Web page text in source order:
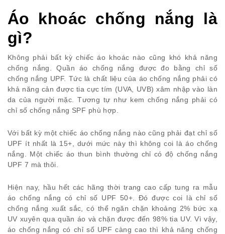
Áo khoác chống nắng là
gì?
Không phải bất kỳ chiếc áo khoác nào cũng khó khả năng
chống nắng. Quần áo chống nắng được đo bằng chỉ số
chống nắng UPF. Tức là chất liệu của áo chống nắng phải có
khả năng cản được tia cực tím (UVA, UVB) xâm nhập vào làn
da của người mặc. Tương tự như kem chống nắng phải có
chỉ số chống nắng SPF phù hợp.
Với bất kỳ một chiếc áo chống nắng nào cũng phải đạt chỉ số
UPF ít nhất là 15+, dưới mức này thì không coi là áo chống
nắng. Một chiếc áo thun bình thường chỉ có độ chống nắng
UPF 7 mà thôi.
Hiện nay, hầu hết các hãng thời trang cao cấp tung ra mẫu
áo chống nắng có chỉ số UPF 50+. Đó được coi là chỉ số
chống nắng xuất sắc, có thể ngăn chặn khoảng 2% bức xạ
UV xuyên qua quần áo và chặn được đến 98% tia UV. Vì vậy,
áo chống nắng có chỉ số UPF càng cao thì khả năng chống